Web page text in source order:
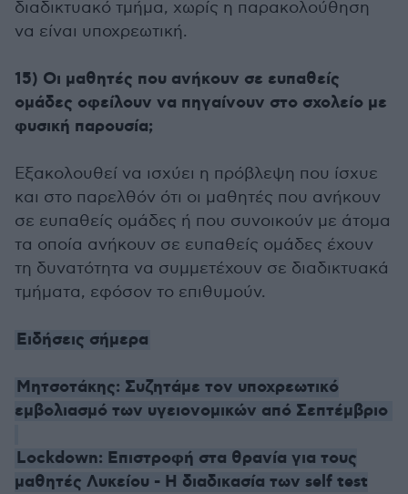
διαδικτυακό τμήμα, χωρίς η παρακολούθηση
να είναι υποχρεωτική.
15) Οι μαθητές που ανήκουν σε ευπαθείς
ομάδες οφείλουν να πηγαίνουν στο σχολείο με
φυσική παρουσία;
Εξακολουθεί να ισχύει η πρόβλεψη που ίσχυε
και στο παρελθόν ότι οι μαθητές που ανήκουν
σε ευπαθείς ομάδες ή που συνοικούν με άτομα
τα οποία ανήκουν σε ευπαθείς ομάδες έχουν
τη δυνατότητα να συμμετέχουν σε διαδικτυακά
τμήματα, εφόσον το επιθυμούν.
Ειδήσεις σήμερα
Μητσοτάκης: Συζητάμε τον υποχρεωτικό
εμβολιασμό των υγειονομικών από Σεπτέμβριο
Lockdown: Επιστροφή στα θρανία για τους
μαθητές Λυκείου - Η διαδικασία των self test